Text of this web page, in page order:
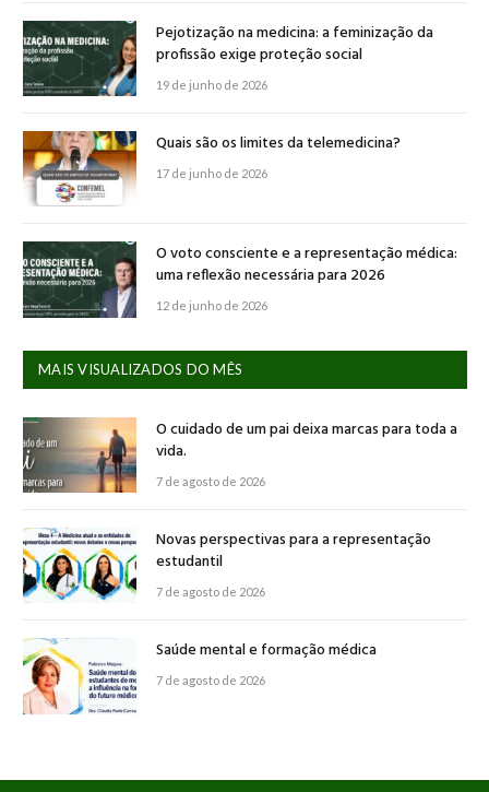
Pejotização na medicina: a feminização da
profissão exige proteção social
19 de junho de 2026
Quais são os limites da telemedicina?
17 de junho de 2026
O voto consciente e a representação médica:
uma reflexão necessária para 2026
12 de junho de 2026
MAIS VISUALIZADOS DO MÊS
O cuidado de um pai deixa marcas para toda a
vida.
7 de agosto de 2026
Novas perspectivas para a representação
estudantil
7 de agosto de 2026
Saúde mental e formação médica
7 de agosto de 2026